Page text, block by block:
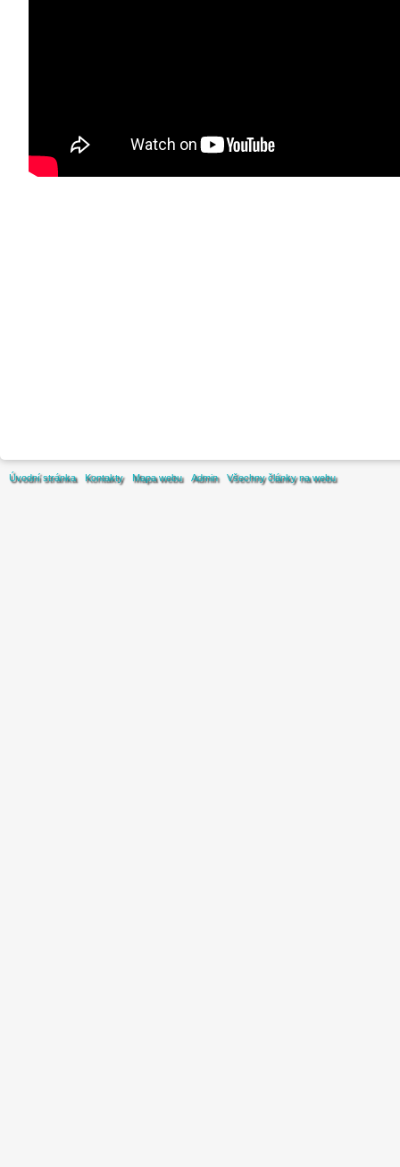
Úvodní stránka Kontakty Mapa webu Admin Všechny články na webu